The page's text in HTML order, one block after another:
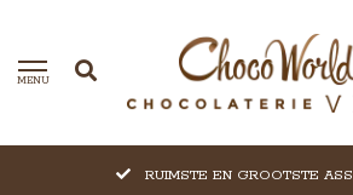
MENU
RUIMSTE EN GROOTSTE